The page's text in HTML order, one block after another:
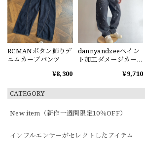
CATEGORY
New item（新作一週間限定10％OFF）
インフルエンサーがセレクトしたアイテム
RCMANボタン飾りデ
ニムカーブパンツ
¥8,300
dannyandzeeペイン
ト加工ダメージカー
¥9,710